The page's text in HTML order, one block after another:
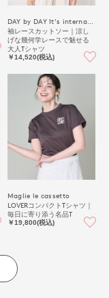
袖レースカットソー｜涼し
げな幾何学レースで魅せる
大人Tシャツ
￥14,520(税込)
Maglie le cassetto
LOVERコンパクトTシャツ｜
毎日に寄り添う名品T
￥19,800(税込)